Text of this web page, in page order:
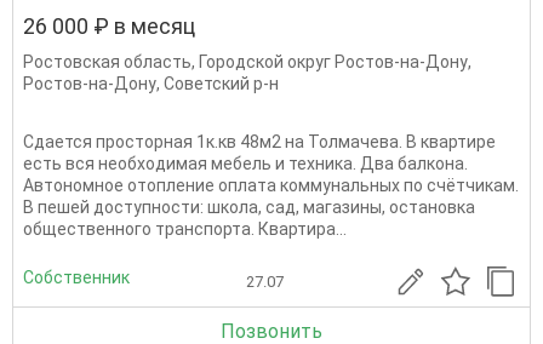
26 000 ₽ в месяц
Ростовская область, Городской округ Ростов-на-Дону,
Ростов-на-Дону, Советский р-н
Сдается просторная 1к.кв 48м2 на Толмачева. В квартире
есть вся необходимая мебель и техника. Два балкона.
Автономное отопление оплата коммунальных по счётчикам.
В пешей доступности: школа, сад, магазины, остановка
общественного транспорта. Квартира...
Собственник 27.07
Позвонить